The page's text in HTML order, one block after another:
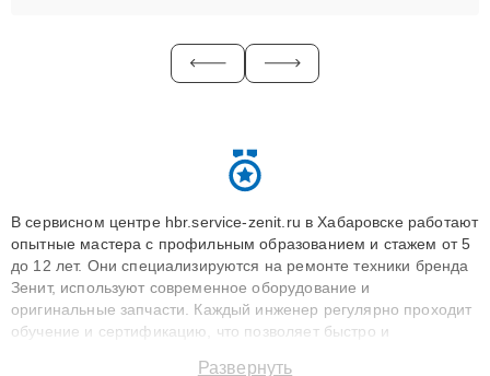
В сервисном центре hbr.service-zenit.ru в Хабаровске работают
опытные мастера с профильным образованием и стажем от 5
до 12 лет. Они специализируются на ремонте техники бренда
Зенит, используют современное оборудование и
оригинальные запчасти. Каждый инженер регулярно проходит
обучение и сертификацию, что позволяет быстро и
Развернуть